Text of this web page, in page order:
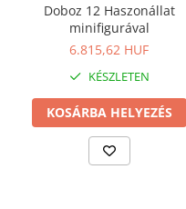
Doboz 12 Haszonállat
minifigurával
6.815,62 HUF
KÉSZLETEN
KOSÁRBA HELYEZÉS